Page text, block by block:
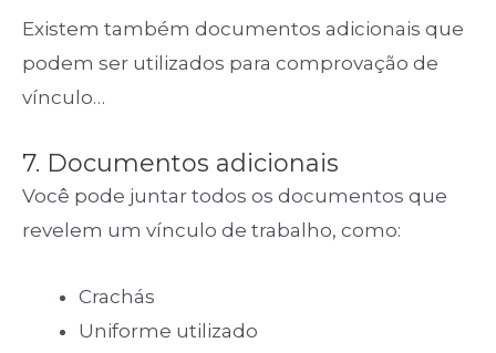
Existem também documentos adicionais que
podem ser utilizados para comprovação de
vínculo…
7. Documentos adicionais
Você pode juntar todos os documentos que
revelem um vínculo de trabalho, como:
Crachás
Uniforme utilizado